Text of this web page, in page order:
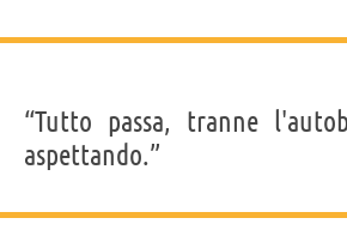
“Tutto passa, tranne
aspettando.”